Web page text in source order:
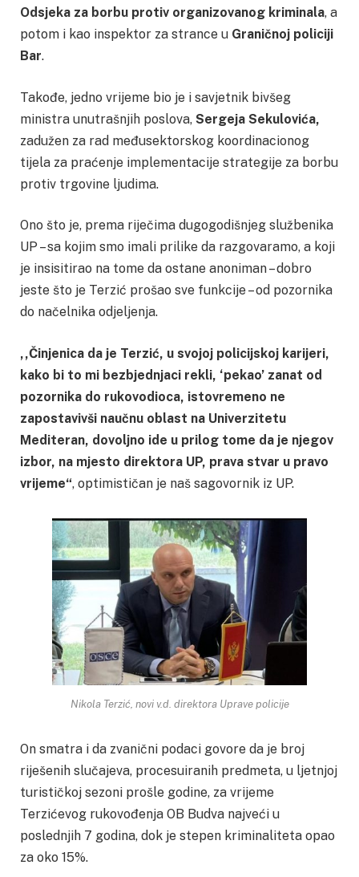
Odsjeka za borbu protiv organizovanog kriminala, a
potom i kao inspektor za strance u Graničnoj policiji
Bar.
Takođe, jedno vrijeme bio je i savjetnik bivšeg
ministra unutrašnjih poslova, Sergeja Sekulovića,
zadužen za rad međusektorskog koordinacionog
tijela za praćenje implementacije strategije za borbu
protiv trgovine ljudima.
Ono što je, prema riječima dugogodišnjeg službenika
UP – sa kojim smo imali prilike da razgovaramo, a koji
je insisitirao na tome da ostane anoniman – dobro
jeste što je Terzić prošao sve funkcije – od pozornika
do načelnika odjeljenja.
,,Činjenica da je Terzić, u svojoj policijskoj karijeri,
kako bi to mi bezbjednjaci rekli, ‘pekao’ zanat od
pozornika do rukovodioca, istovremeno ne
zapostavivši naučnu oblast na Univerzitetu
Mediteran, dovoljno ide u prilog tome da je njegov
izbor, na mjesto direktora UP, prava stvar u pravo
vrijeme“, optimističan je naš sagovornik iz UP.
Nikola Terzić, novi v.d. direktora Uprave policije
On smatra i da zvanični podaci govore da je broj
riješenih slučajeva, procesuiranih predmeta, u ljetnjoj
turističkoj sezoni prošle godine, za vrijeme
Terzićevog rukovođenja OB Budva najveći u
poslednjih 7 godina, dok je stepen kriminaliteta opao
za oko 15%.